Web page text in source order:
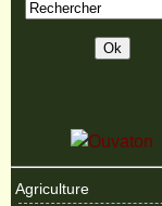
Agriculture